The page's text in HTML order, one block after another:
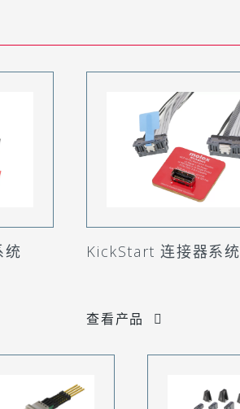
统 KickStart 连接器系统
查看产品